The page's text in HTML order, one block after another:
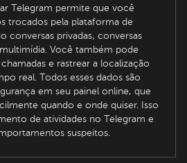
Telegram permite que você
trocados pela plataforma de
conversas privadas, conversas
Você também pode
e rastrear a localização
real. Todos esses dados são
em seu painel online, que
quando e onde quiser. Isso
de atividades no Telegram e
suspeitos.